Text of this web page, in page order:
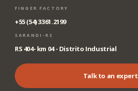
FINGER FACTORY
+55 (54) 3361.2199
SARANDI-RS
RS 404- km 04 - Distrito Industrial
Talk to an expert